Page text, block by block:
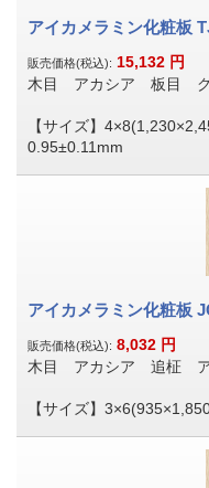
アイカメラミン化粧板
販売価格(税込): 15,132 円
木目 アカシア 板目 グ
【サイズ】
0.95±0.11mm
アイカメラミン化粧板
販売価格(税込): 8,032 円
木目 アカシア 追柾 ア
【サイズ】